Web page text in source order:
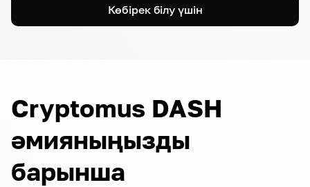
Көбірек білу үшін
Cryptomus DASH
әмияныңызды
барынша